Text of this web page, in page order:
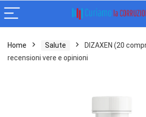
Home Salute
DIZAXEN (20
recensioni vere e opinioni